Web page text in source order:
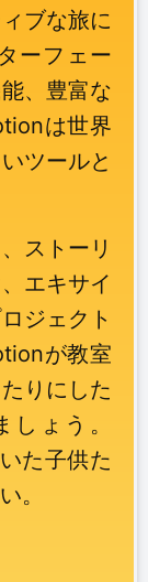
ブな旅に
ーフェー
、豊富な
は世界
ツールと
ストーリ
エキサイ
ジェクト
が教室
りにした
ょう。
た子供た
。